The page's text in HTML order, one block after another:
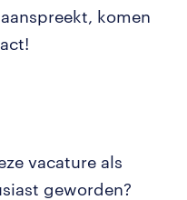
komen
vacature als
geworden?